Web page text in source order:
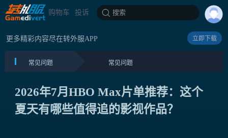
购物车 投诉 搜索
更多精彩内容尽在转外服APP 立即下载
常见问题 常见问题
2026年7月HBO Max片单推荐：这个
夏天有哪些值得追的影视作品？